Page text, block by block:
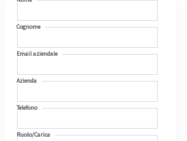
Cognome
Email aziendale
Azienda
Telefono
Ruolo/Carica